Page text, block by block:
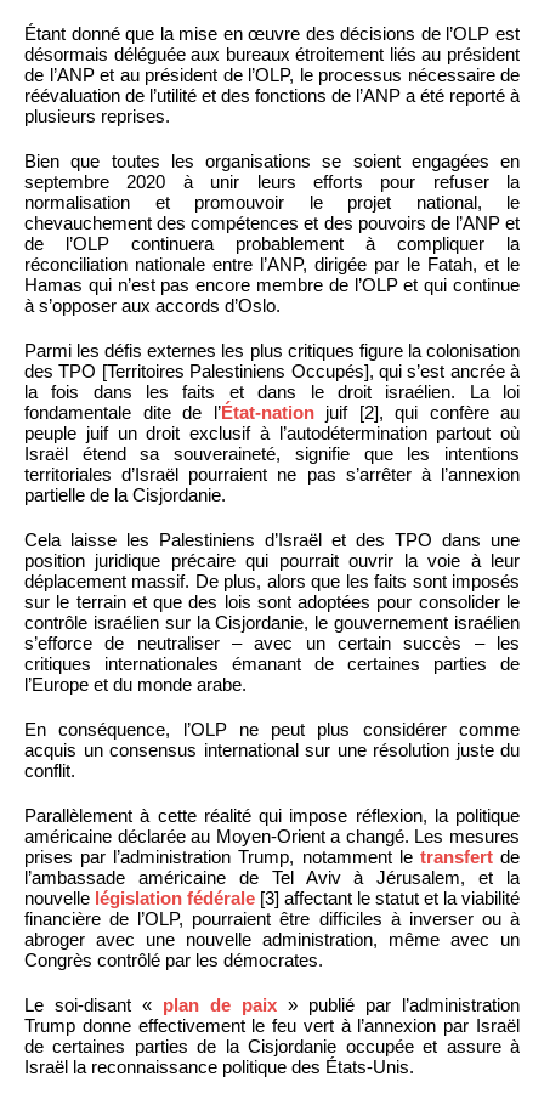
Étant donné que la mise en œuvre des décisions de l’OLP est
désormais déléguée aux bureaux étroitement liés au président
de l’ANP et au président de l’OLP, le processus nécessaire de
réévaluation de l’utilité et des fonctions de l’ANP a été reporté à
plusieurs reprises.
Bien que toutes les organisations se soient engagées en
septembre 2020 à unir leurs efforts pour refuser la
normalisation et promouvoir le projet national, le
chevauchement des compétences et des pouvoirs de l’ANP et
de l’OLP continuera probablement à compliquer la
réconciliation nationale entre l’ANP, dirigée par le Fatah, et le
Hamas qui n’est pas encore membre de l’OLP et qui continue
à s’opposer aux accords d’Oslo.
Parmi les défis externes les plus critiques figure la colonisation
des TPO [Territoires Palestiniens Occupés], qui s’est ancrée à
la fois dans les faits et dans le droit israélien. La loi
fondamentale dite de l’État-nationjuif [2], qui confère au
peuple juif un droit exclusif à l’autodétermination partout où
Israël étend sa souveraineté, signifie que les intentions
territoriales d’Israël pourraient ne pas s’arrêter à l’annexion
partielle de la Cisjordanie.
Cela laisse les Palestiniens d’Israël et des TPO dans une
position juridique précaire qui pourrait ouvrir la voie à leur
déplacement massif. De plus, alors que les faits sont imposés
sur le terrain et que des lois sont adoptées pour consolider le
contrôle israélien sur la Cisjordanie, le gouvernement israélien
s’efforce de neutraliser – avec un certain succès – les
critiques internationales émanant de certaines parties de
l’Europe et du monde arabe.
En conséquence, l’OLP ne peut plus considérer comme
acquis un consensus international sur une résolution juste du
conflit.
Parallèlement à cette réalité qui impose réflexion, la politique
américaine déclarée au Moyen-Orient a changé. Les mesures
prises par l’administration Trump, notamment le transfertde
l’ambassade américaine de Tel Aviv à Jérusalem, et la
nouvelle législation fédérale [3] affectant le statut et la viabilité
financière de l’OLP, pourraient être difficiles à inverser ou à
abroger avec une nouvelle administration, même avec un
Congrès contrôlé par les démocrates.
Le soi-disant « plan de paix » publié par l’administration
Trump donne effectivement le feu vert à l’annexion par Israël
de certaines parties de la Cisjordanie occupée et assure à
Israël la reconnaissance politique des États-Unis.